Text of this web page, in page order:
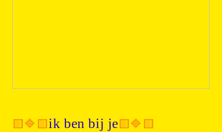
🟨🔷🟨ik ben bij je🟨🔷🟨